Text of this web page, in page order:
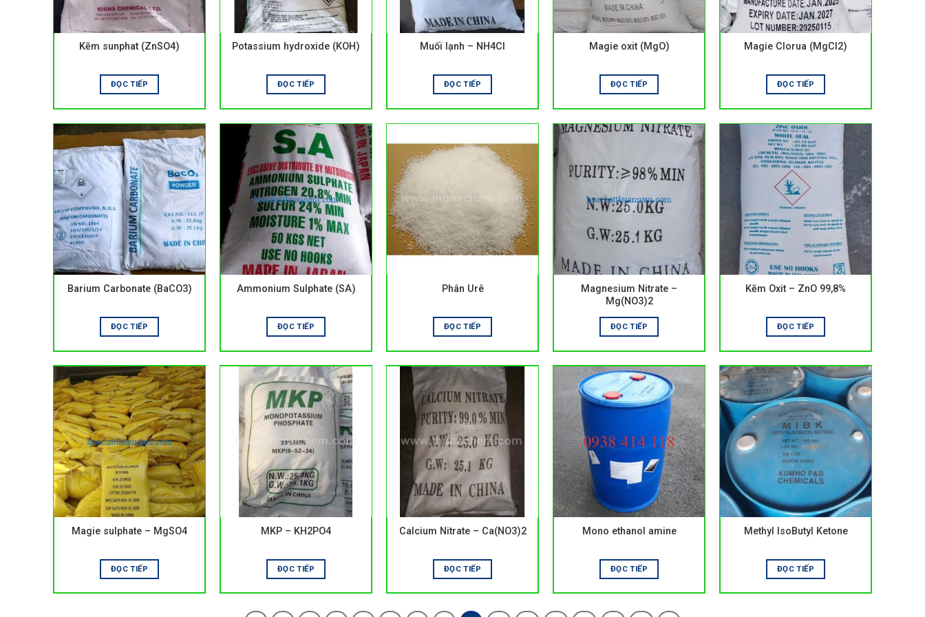
Kẽm sunphat (ZnSO4)
ĐỌC TIẾP
Potassium hydroxide (KOH)
ĐỌC TIẾP
Muối lạnh – NH4Cl
ĐỌC TIẾP
Magie oxit (MgO)
ĐỌC TIẾP
Magie Clorua (MgCl2)
ĐỌC TIẾP
Barium Carbonate (BaCO3)
ĐỌC TIẾP
Ammonium Sulphate (SA)
ĐỌC TIẾP
Phân Urê
ĐỌC TIẾP
Magnesium Nitrate –
Mg(NO3)2
ĐỌC TIẾP
Kẽm Oxit – ZnO 99,8%
ĐỌC TIẾP
Magie sulphate – MgSO4
ĐỌC TIẾP
MKP – KH2PO4
ĐỌC TIẾP
Calcium Nitrate – Ca(NO3)2
ĐỌC TIẾP
Mono ethanol amine
ĐỌC TIẾP
Methyl IsoButyl Ketone
ĐỌC TIẾP